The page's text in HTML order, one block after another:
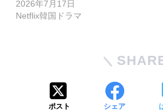
2026年7月17日
Netflix韓国ドラマ
ポスト シェア